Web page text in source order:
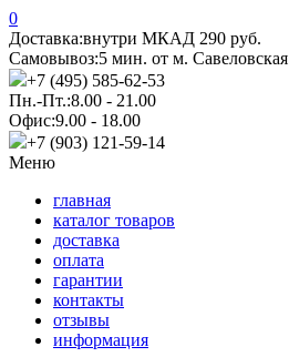
0
Доставка:внутри МКАД 290 руб.
Самовывоз:5 мин. от м. Савеловская
+7 (495) 585-62-53
Пн.-Пт.:8.00 - 21.00
Офис:9.00 - 18.00
+7 (903) 121-59-14
Меню
главная
каталог товаров
доставка
оплата
гарантии
контакты
отзывы
информация